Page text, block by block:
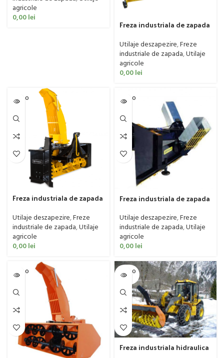
agricole
0,00lei
Freza industriala de zapada
Utilaje deszapezire,Freze
industriale de zapada,Utilaje
agricole
0,00lei
SOLD O
UT
Freza industriala de zapada
Utilaje deszapezire,Freze
industriale de zapada,Utilaje
agricole
0,00lei
SOLD O
UT
Freza industriala de zapada
125 CP
Utilaje deszapezire,Freze
industriale de zapada,Utilaje
agricole
0,00lei
SOLD O
UT
SOLD O
UT
Freza industriala hidraulica